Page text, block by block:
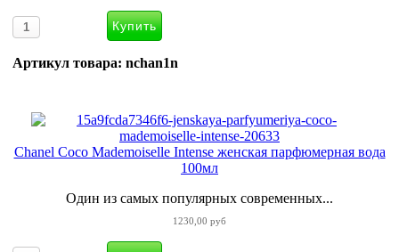
Артикул товара: nchan1n
Chanel Coco Mademoiselle Intense женская парфюмерная вода
100мл
Один из самых популярных современных...
1230,00 руб